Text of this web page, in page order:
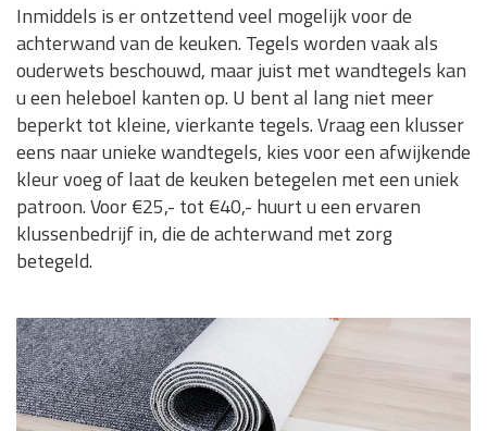
Inmiddels is er ontzettend veel mogelijk voor de
achterwand van de keuken. Tegels worden vaak als
ouderwets beschouwd, maar juist met wandtegels kan
u een heleboel kanten op. U bent al lang niet meer
beperkt tot kleine, vierkante tegels. Vraag een klusser
eens naar unieke wandtegels, kies voor een afwijkende
kleur voeg of laat de keuken betegelen met een uniek
patroon. Voor €25,- tot €40,- huurt u een ervaren
klussenbedrijf in, die de achterwand met zorg
betegeld.